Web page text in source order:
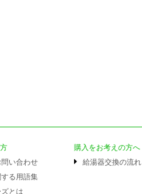
い合わせ
る用語集
とは
購入をお考えの方へ
給湯器交換の流れ